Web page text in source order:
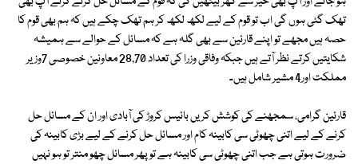
تھک گئی ہوں گی اب تو قوم کے لیے لکھ لکھ کر ہم تھک چکے ہیں کہ ہم بھی قوم کا
حصہ ہیں مجھے تو اپنے قارئین سے بھی گلہ ہے کہ مسائل کے حوالے سے ہمیشہ
شکایتیں کرتے نظر آتے ہیں جبکہ وفاقی وزرا کی تعداد 28,70 معاونین خصوصی 7وزیر
مملکت اور4 مشیر شامل ہیں۔
قارئین گرامی، سمجھنے کی کوشش کریں بائیس کروڑ کی آبادی اور ان کے مسائل حل
کرنے کے لیے اتنی چھوٹی سی کابینہ کام اور مسائل حل کرنے کے لیے بڑی کابینہ کی
ضرورت ہوتی ہے جب اتنی چھوٹی سی کابینہ ہے تو پھر مسائل چھو منتر تو ہو نہیں